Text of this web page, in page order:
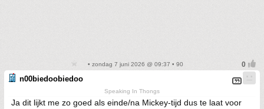
• zondag 7 juni 2026 @ 09:37 • 90
n00biedoobiedoo
Speaking In Thongs
Ja dit lijkt me zo goed als einde/na Mickey-tijd dus te laat voor